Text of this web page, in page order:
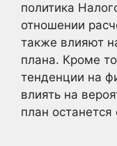
политика
отношении
также влияют
плана. Кроме
тенденции на
влиять на
план